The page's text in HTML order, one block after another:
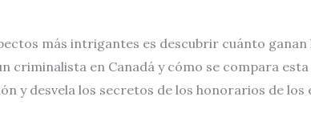
más intrigantes es descubrir cuánto
criminalista en Canadá y cómo se compara
y desvela los secretos de los honorarios de